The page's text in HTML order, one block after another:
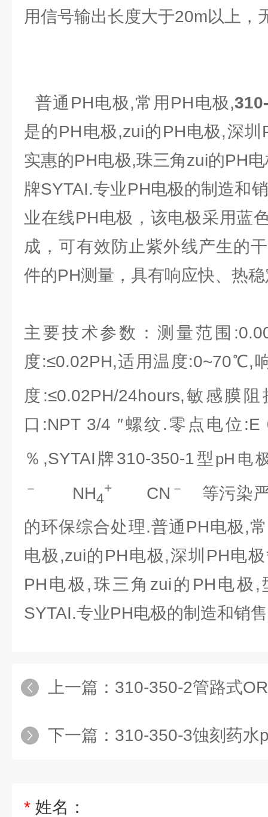
用信号输出长度大于20m以上，
普通PH电极,常用PH电极,
是的PH电极,zui的PH电极,深
实惠的PH电极,珠三角zui的PH
牌SYTAI.专业PH电极的制造和
业在线PH电极，该电极采用蓝
成，可有效防止紫外线产生的
件的PH测量，具有响应快、热
主要技术参数：测量范围
度:≤0.02PH,适用温度:0~70℃,
度:≤0.02PH/24hours,敏感膜阻
口:NPT 3/4 ″螺纹.零点电位
％,SYTAI牌310-350-1型 pH电
－ NH4
+ CN －
等污染
的环保综合处理.普通PH电极,
电极,zui的PH电极,深圳PH电
PH电极,珠三角zui的PH电极,
SYTAI.专业PH电极的制造和销
上一篇： 310-350-2管路式
下一篇： 310-350-3蚀刻药水
* 姓名：